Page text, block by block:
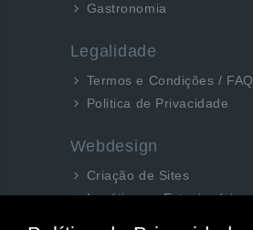
Gastronomia
Legalidade
Termos e Condições / FAQ
Politica de Privacidade
Webdesign
Criação de Sites
Logótipos e Estacionários